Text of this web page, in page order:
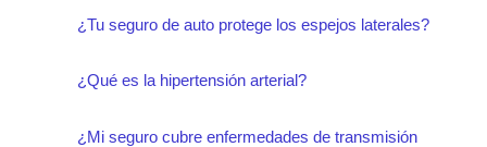
¿Tu seguro de auto protege los espejos laterales?
¿Qué es la hipertensión arterial?
¿Mi seguro cubre enfermedades de transmisión